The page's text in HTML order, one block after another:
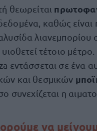
θεωρείται
καθώς
λιανεμπορίου
υιοθετεί τέτοιο
εντάσσεται σε ένα
και θεσμικών
συνεχίζεται η
να